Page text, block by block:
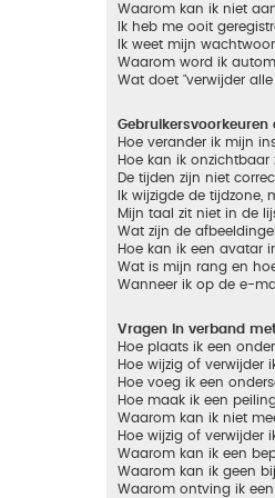
Waarom kan ik niet
Ik heb me ooit
Ik weet mijn
Waarom word ik
Wat doet "verwijder
Gebruikersvoorkeuren
Hoe verander ik mijn
Hoe kan ik
De tijden zijn niet
Ik wijzigde de tijdzone,
Mijn taal zit niet in de
Wat zijn de
Hoe kan ik een avatar
Wat is mijn rang en
Wanneer ik op de e-
Vragen in verband
Hoe plaats ik een
Hoe wijzig of verwijder
Hoe voeg ik een
Hoe maak ik een
Waarom kan ik niet
Hoe wijzig of verwijder
Waarom kan ik een
Waarom kan ik geen
Waarom ontving ik